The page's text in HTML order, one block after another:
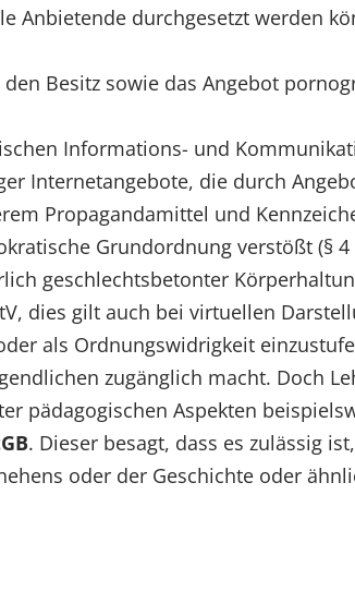
Anbietende durchgesetzt werden
Besitz sowie das Angebot
Informations- und
Internetangebote, die durch
Propagandamittel und
Grundordnung verstößt (§ 4
geschlechtsbetonter
dies gilt auch bei virtuellen
als Ordnungswidrigkeit
zugänglich macht. Doch
pädagogischen Aspekten
. Dieser besagt, dass es zulässig
oder der Geschichte oder